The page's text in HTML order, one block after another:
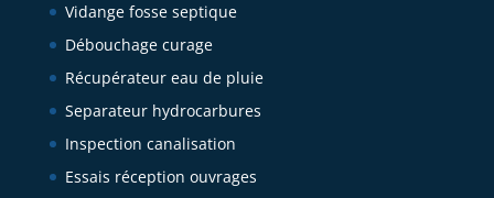
Vidange fosse septique
Débouchage curage
Récupérateur eau de pluie
Separateur hydrocarbures
Inspection canalisation
Essais réception ouvrages